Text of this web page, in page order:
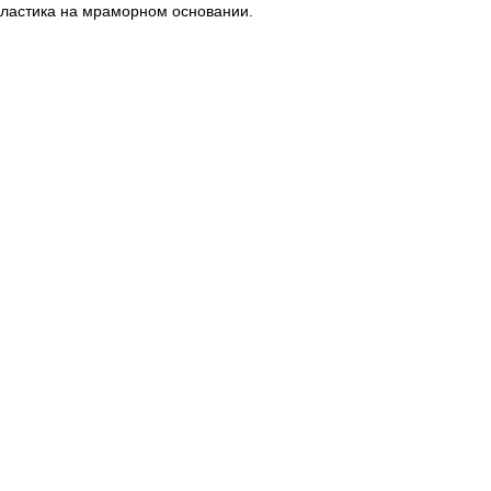
на мраморном основании.